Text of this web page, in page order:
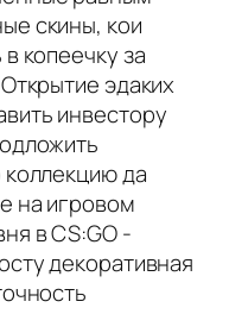
скины, кои
копеечку за
эдаких
инвестору
да
на игровом
в CS:GO -
декоративная